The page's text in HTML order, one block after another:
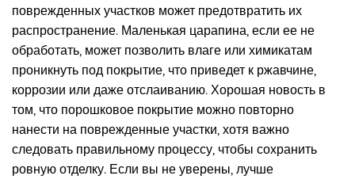
поврежденных участков может предотвратить их
распространение. Маленькая царапина, если ее не
обработать, может позволить влаге или химикатам
проникнуть под покрытие, что приведет к ржавчине,
коррозии или даже отслаиванию. Хорошая новость в
том, что порошковое покрытие можно повторно
нанести на поврежденные участки, хотя важно
следовать правильному процессу, чтобы сохранить
ровную отделку. Если вы не уверены, лучше